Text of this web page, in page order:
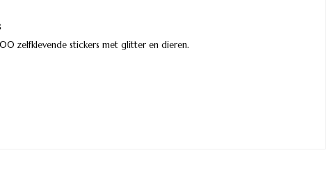
zelfklevende stickers met glitter en dieren.